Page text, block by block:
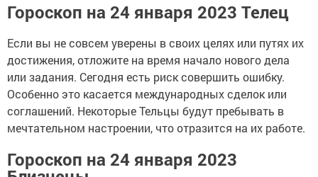
Гороскоп на 24 января 2023 Телец
Если вы не совсем уверены в своих целях или путях их
достижения, отложите на время начало нового дела
или задания. Сегодня есть риск совершить ошибку.
Особенно это касается международных сделок или
соглашений. Некоторые Тельцы будут пребывать в
мечтательном настроении, что отразится на их работе.
Гороскоп на 24 января 2023